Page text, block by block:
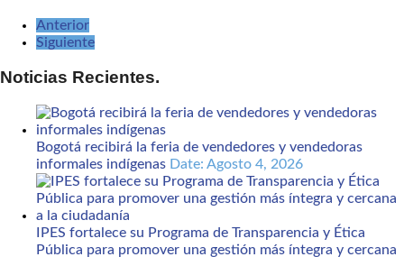
Anterior
Siguiente
Noticias Recientes.
Bogotá recibirá la feria de vendedores y vendedoras
informales indígenas Date: Agosto 4, 2026
IPES fortalece su Programa de Transparencia y Ética
Pública para promover una gestión más íntegra y cercana